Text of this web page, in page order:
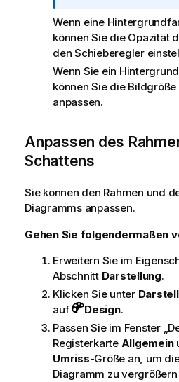
h
i
n
w
e
i
Wenn eine
können Sie die Opazität
den Schieberegler
Wenn Sie ein
können Sie die
anpassen.
Anpassen des
Schattens
Sie können den Rahmen und
Diagramms anpassen.
Gehen Sie folgendermaßen
Erweitern Sie im
Abschnitt Darstellung.
Klicken Sie unter
auf
Design.
Passen Sie im Fenster
Registerkarte Allgemein
Umriss-Größe an, um
Diagramm zu